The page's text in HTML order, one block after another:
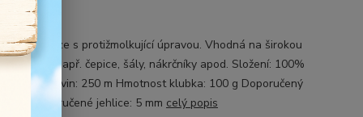
akrylová příze s protižmolkující úpravou. Vhodná na širokou
jako např. čepice, šály, nákrčníky apod. Složení: 100%
akryl Návin: 250 m Hmotnost klubka: 100 g Doporučený
mm Doporučené jehlice: 5 mm celý popis